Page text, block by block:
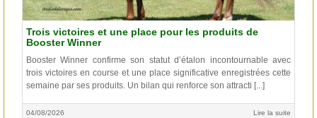
Trois victoires et une place pour les produits de
Booster Winner
Booster Winner confirme son statut d’étalon incontournable avec
trois victoires en course et une place significative enregistrées cette
semaine par ses produits. Un bilan qui renforce son attracti [...]
04/08/2026 Lire la suite